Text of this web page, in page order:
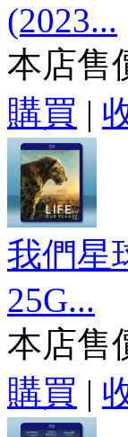
(2023...
本店售
購買 |
我們星
25G...
本店售
購買 |